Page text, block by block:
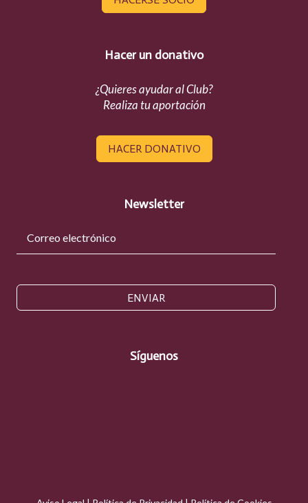
Hacer un donativo
¿Quieres ayudar al Club?
Realiza tu aportación
HACER DONATIVO
Newsletter
ENVIAR
Síguenos